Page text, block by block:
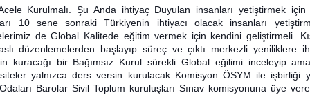
Kurulmalı. Şu Anda ihtiyaç Duyulan insanları yetiştirmek için
10 sene sonraki Türkiyenin ihtiyacı olacak insanları
de Global Kalitede eğitim vermek için kendini geliştirmeli.
düzenlemelerden başlayıp süreç ve çıktı merkezli yeniliklere
kuracağı bir Bağımsız Kurul sürekli Global eğilimi inceleyip
yalnızca ders versin kurulacak Komisyon ÖSYM ile işbirliği
Barolar Sivil Toplum kuruluşları Sınav komisyonuna üye